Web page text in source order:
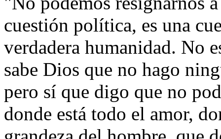
cuestión política, es una
verdadera humanidad. No
sabe Dios que no hago
pero sí que digo que no
donde está todo el amor,